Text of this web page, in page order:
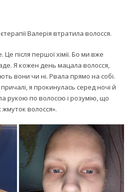
Валерія втратила волосся.
Це після першої хімії. Бо ми вже
Я кожен день мацала волосся,
вони чи ні. Рвала прямо на собі.
я прокинулась серед ночі й
рукою по волоссю і розумію, що
волосся».